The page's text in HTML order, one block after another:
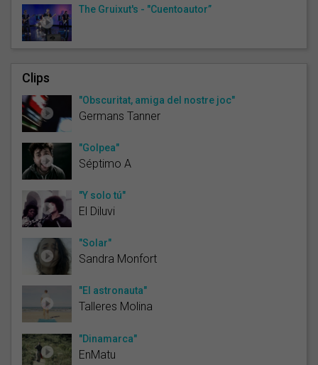
The Gruixut's - "Cuentoautor”
Clips
"Obscuritat, amiga del nostre joc"
Germans Tanner
"Golpea"
Séptimo A
"Y solo tú"
El Diluvi
"Solar"
Sandra Monfort
"El astronauta"
Talleres Molina
"Dinamarca"
EnMatu